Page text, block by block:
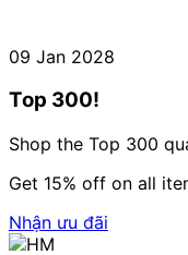
09 Jan 2028
Top 300!
Shop the Top 300
Get 15% off on all
Nhận ưu đãi